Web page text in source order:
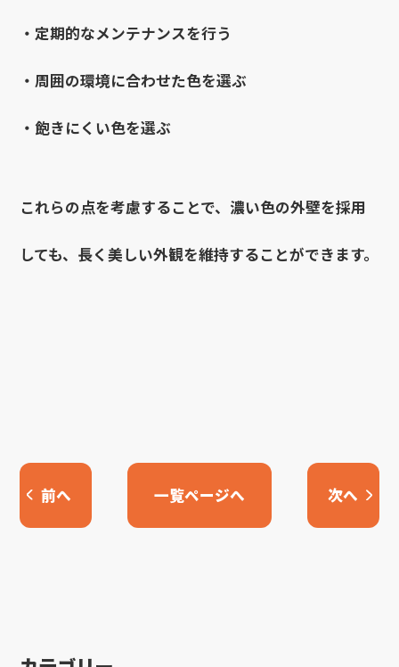
・定期的なメンテナンスを行う
・周囲の環境に合わせた色を選ぶ
・飽きにくい色を選ぶ
これらの点を考慮することで、濃い色の外壁を採用
しても、長く美しい外観を維持することができます。
前へ 一覧ページへ 次へ